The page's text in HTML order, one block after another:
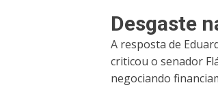
Desgaste
A resposta de
criticou o senador
negociando